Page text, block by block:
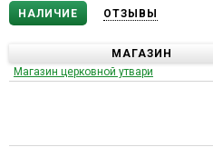
НАЛИЧИЕ ОТЗЫВЫ
МАГАЗИН
Магазин церковной утвари